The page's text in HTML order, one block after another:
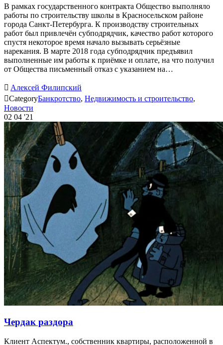
В рамках государственного контракта Общество выполняло
работы по строительству школы в Красносельском районе
города Санкт-Петербурга. К производству строительных
работ был привлечён субподрядчик, качество работ которого
спустя некоторое время начало вызывать серьёзные
нарекания. В марте 2018 года субподрядчик предъявил
выполненные им работы к приёмке и оплате, на что получил
от Общества письменный отказ с указанием на…
 Алексей Филипский
CategoryБанкротство, Недвижимость и строительство,
Новости
02 04 '21
Чердак раздора
Клиент Аспектум., собственник квартиры, расположенной в